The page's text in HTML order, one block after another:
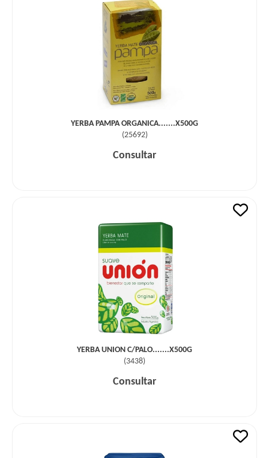
YERBA PAMPA ORGANICA.......X500G
(25692)
Consultar
YERBA UNION C/PALO.......X500G
(3438)
Consultar